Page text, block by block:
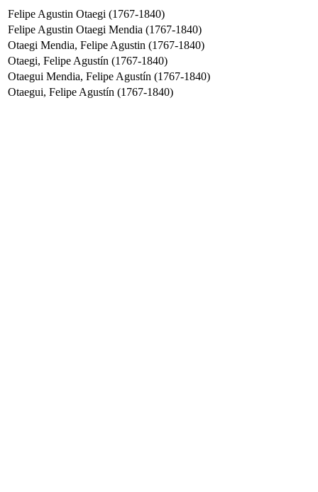
Felipe Agustin Otaegi (1767-1840)
Felipe Agustin Otaegi Mendia (1767-1840)
Otaegi Mendia, Felipe Agustin (1767-1840)
Otaegi, Felipe Agustín (1767-1840)
Otaegui Mendia, Felipe Agustín (1767-1840)
Otaegui, Felipe Agustín (1767-1840)